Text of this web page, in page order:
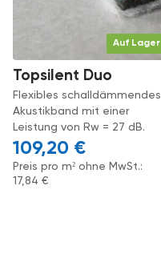
Auf Lager
Topsilent Duo
Flexibles schalldämmendes
Akustikband mit einer
Leistung von Rw = 27 dB.
109,20 €
Preis pro m² ohne MwSt.:
17,84 €